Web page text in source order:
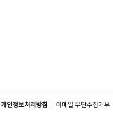
개인정보처리방침 이메일 무단수집거부